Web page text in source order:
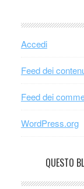
Accedi
Feed dei
Feed dei
WordPress.org
QUESTO